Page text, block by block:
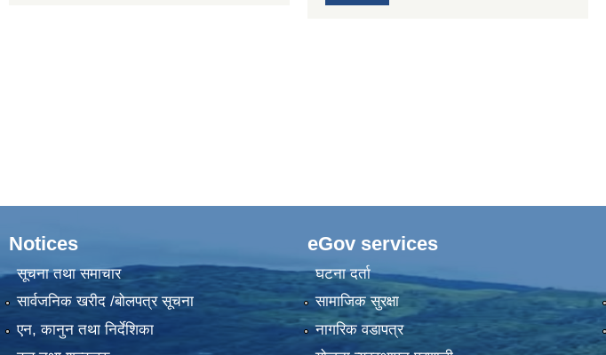
Notices
सूचना तथा समाचार
सार्वजनिक खरीद /बोलपत्र सूचना
एन, कानुन तथा निर्देशिका
eGov services
घटना दर्ता
सामाजिक सुरक्षा
नागरिक वडापत्र